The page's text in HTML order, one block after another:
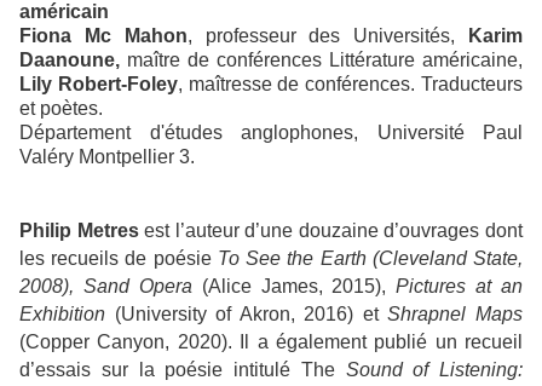
américain
Fiona Mc Mahon, professeur des Universités,
Karim
Daanoune, maître de conférences Littérature américaine,
Lily Robert-Foley, maîtresse de conférences. Traducteurs
et poètes.
Département d'études anglophones, Université Paul
Valéry Montpellier 3.
Philip Metresest l’auteur d’une douzaine d’ouvrages dont
les recueils de poésie To See the Earth (Cleveland State,
2008), Sand Opera (Alice James, 2015),Pictures at an
Exhibition (University of Akron, 2016) etShrapnel Maps
(Copper Canyon, 2020).
Il a également publié un recueil
d’essais sur la poésie intitulé The Sound of Listening: